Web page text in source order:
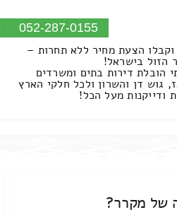
052-287-0155
וקבלו הצעת מחיר ללא תחרות –
הזול בישראל!
הובלת דירות בתים ומשרדים
גוש דן והשרון ולכל חלקי הארץ
ודייקנות מעל הכל!
של מקרר?